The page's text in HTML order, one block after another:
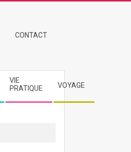
CONTACT
VIE
PRATIQUE
VOYAGE